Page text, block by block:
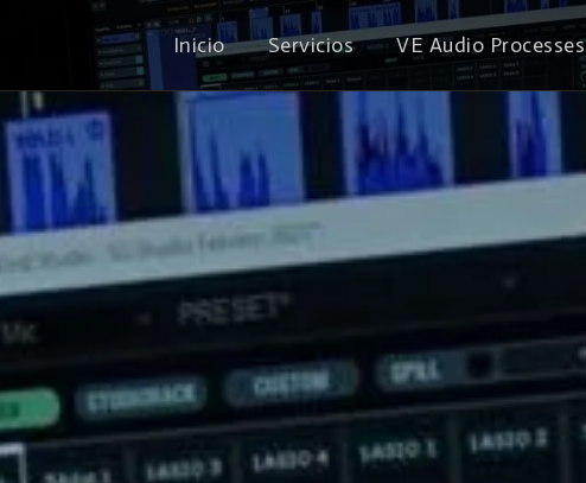
Inicio Servicios VE Audio Processes